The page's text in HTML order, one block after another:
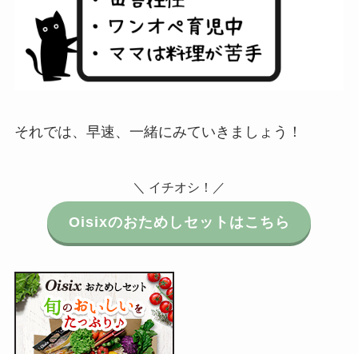
それでは、早速、一緒にみていきましょう！
＼ イチオシ！／
Oisixのおためしセットはこちら